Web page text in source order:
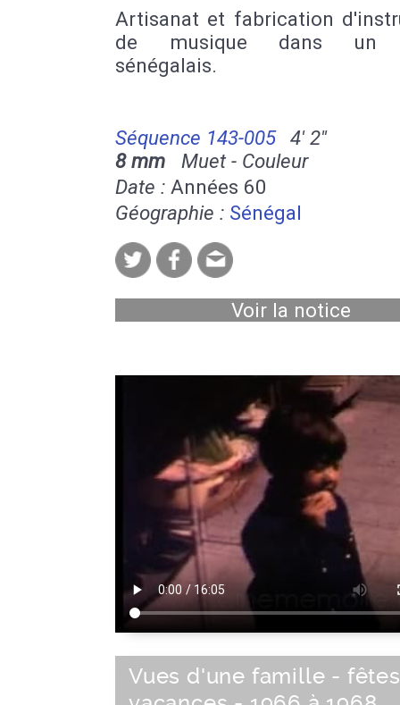
Artisanat et fabrication
de musique dans un
sénégalais.
Séquence 143-005
4' 2''
8 mm Muet - Couleur
Date : Années 60
Géographie : Sénégal
Voir la notice
Vues d'une famille -